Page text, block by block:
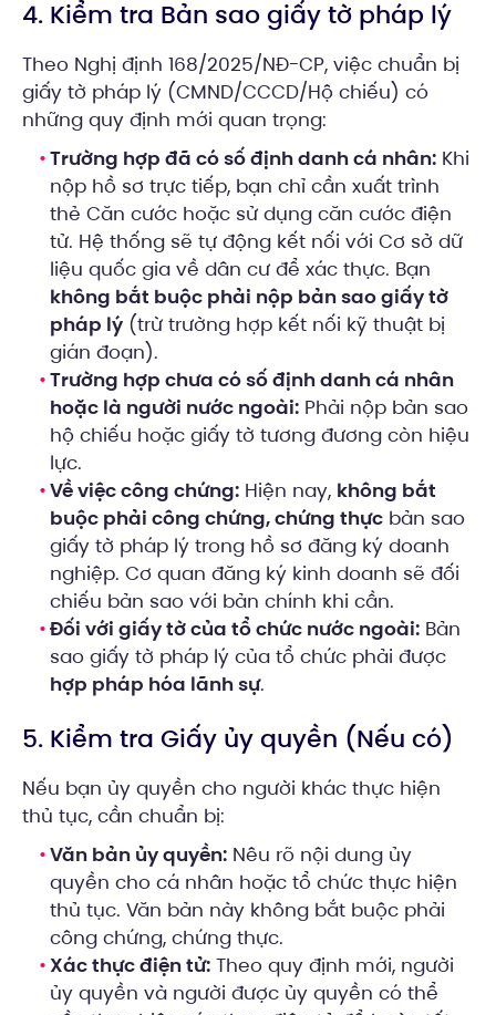
4. Kiểm tra Bản sao giấy tờ pháp lý
Theo Nghị định 168/2025/NĐ-CP, việc chuẩn bị
giấy tờ pháp lý (CMND/CCCD/Hộ chiếu) có
những quy định mới quan trọng:
Trường hợp đã có số định danh cá nhân: Khi
nộp hồ sơ trực tiếp, bạn chỉ cần xuất trình
thẻ Căn cước hoặc sử dụng căn cước điện
tử. Hệ thống sẽ tự động kết nối với Cơ sở dữ
liệu quốc gia về dân cư để xác thực. Bạn
không bắt buộc phải nộp bản sao giấy tờ
pháp lý (trừ trường hợp kết nối kỹ thuật bị
gián đoạn).
Trường hợp chưa có số định danh cá nhân
hoặc là người nước ngoài: Phải nộp bản sao
hộ chiếu hoặc giấy tờ tương đương còn hiệu
lực.
Về việc công chứng: Hiện nay, không bắt
buộc phải công chứng, chứng thực bản sao
giấy tờ pháp lý trong hồ sơ đăng ký doanh
nghiệp. Cơ quan đăng ký kinh doanh sẽ đối
chiếu bản sao với bản chính khi cần.
Đối với giấy tờ của tổ chức nước ngoài: Bản
sao giấy tờ pháp lý của tổ chức phải được
hợp pháp hóa lãnh sự.
5. Kiểm tra Giấy ủy quyền (Nếu có)
Nếu bạn ủy quyền cho người khác thực hiện
thủ tục, cần chuẩn bị:
Văn bản ủy quyền: Nêu rõ nội dung ủy
quyền cho cá nhân hoặc tổ chức thực hiện
thủ tục. Văn bản này không bắt buộc phải
công chứng, chứng thực.
Xác thực điện tử: Theo quy định mới, người
ủy quyền và người được ủy quyền có thể